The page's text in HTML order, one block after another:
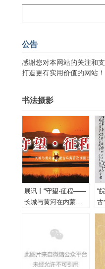
公告
感谢您对本网站的关注和
打造更有实用价值的网站！
书法摄影
展讯丨“守望·征程——
长城与黄河在内蒙古
“
古
（